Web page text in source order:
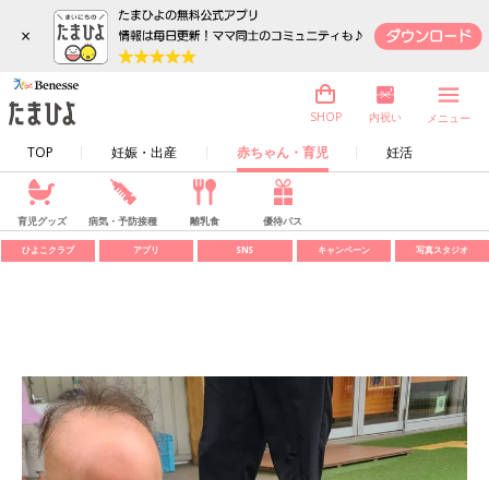
×
TOP 妊娠・出産 赤ちゃん・育児 妊活
SHOP 内祝い メニュー
育児グッズ 病気・予防接種 離乳食 優待パス
ひよこクラブ アプリ SNS キャンペーン 写真スタジオ